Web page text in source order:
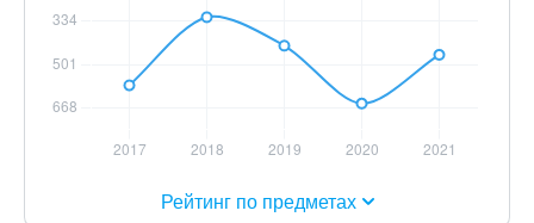
Рейтинг по предметах